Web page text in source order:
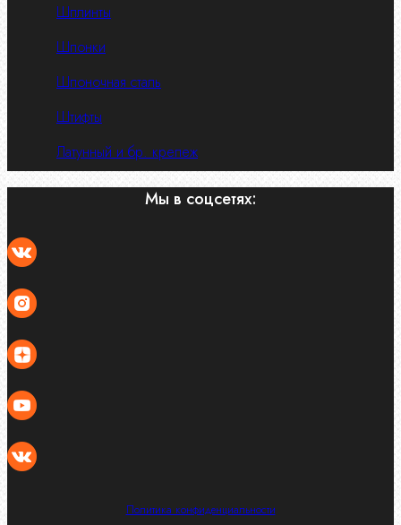
Шплинты
Шпонки
Шпоночная сталь
Штифты
Латунный и бр. крепеж
Мы в соцсетях:
Политика конфиденциальности